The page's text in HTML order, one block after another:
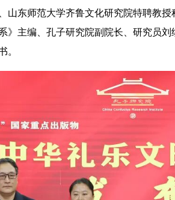
山东师范大学齐鲁文化研究院特聘教
》主编、孔子研究院副院长、研究员
。